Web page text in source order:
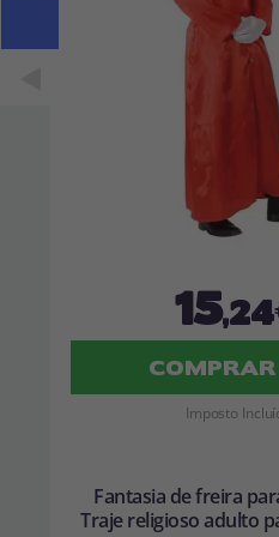
15
COMPRAR
Imposto
Fantasia de freira
Traje religioso adulto